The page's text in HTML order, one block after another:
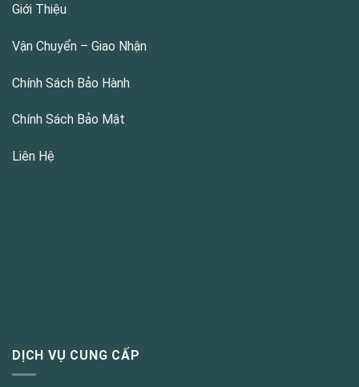
Giới Thiệu
Vận Chuyển – Giao Nhận
Chính Sách Bảo Hành
Chính Sách Bảo Mật
Liên Hệ
DỊCH VỤ CUNG CẤP